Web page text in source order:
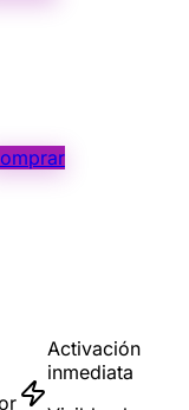
Activación
inmediata